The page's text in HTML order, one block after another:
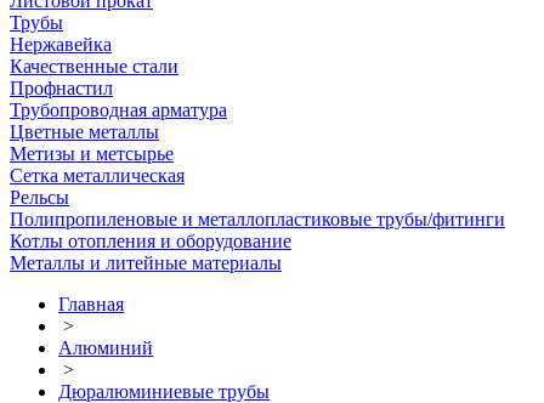
Трубы
Нержавейка
Качественные стали
Профнастил
Трубопроводная арматура
Цветные металлы
Метизы и метсырье
Сетка металлическая
Рельсы
Полипропиленовые и металлопластиковые трубы/фитинги
Котлы отопления и оборудование
Металлы и литейные материалы
Главная
>
Алюминий
>
Дюралюминиевые трубы